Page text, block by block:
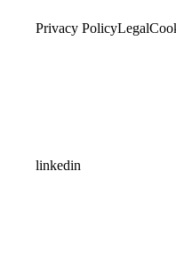
Privacy PolicyLegal
linkedin